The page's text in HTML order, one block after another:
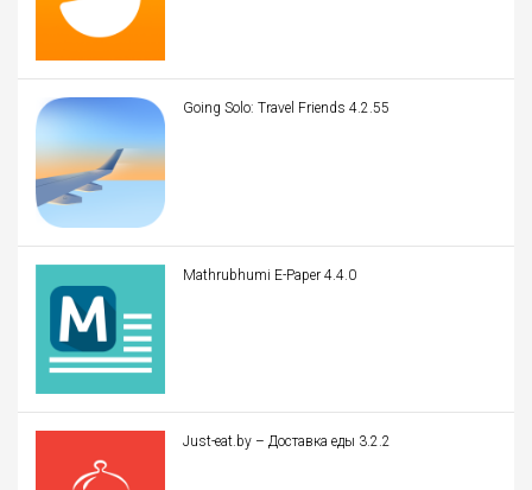
Going Solo: Travel Friends 4.2.55
Mathrubhumi E-Paper 4.4.0
Just-eat.by – Доставка еды 3.2.2